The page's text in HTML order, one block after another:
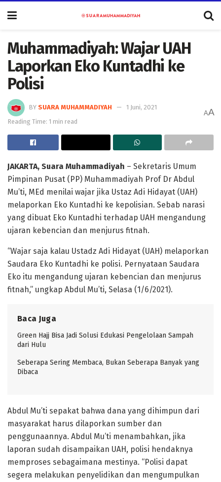
Muhammadiyah: Wajar UAH
Laporkan Eko Kuntadhi ke
Polisi
BY SUARA MUHAMMADIYAH
1 Juni, 2021
Reading Time: 1 min read
AA
JAKARTA, Suara Muhammadiyah – Sekretaris Umum
Pimpinan Pusat (PP) Muhammadiyah Prof Dr Abdul
Mu’ti, MEd menilai wajar jika Ustaz Adi Hidayat (UAH)
melaporkan Eko Kuntadhi ke kepolisian. Sebab narasi
yang dibuat Eko Kuntadhi terhadap UAH mengandung
ujaran kebencian dan menjurus fitnah.
“Wajar saja kalau Ustadz Adi Hidayat (UAH) melaporkan
Saudara Eko Kuntadhi ke polisi. Pernyataan Saudara
Eko itu mengandung ujaran kebencian dan menjurus
fitnah,” ungkap Abdul Mu’ti, Selasa (1/6/2021).
Baca Juga
Green Hajj Bisa Jadi Solusi Edukasi Pengelolaan Sampah
dari Hulu
Seberapa Sering Membaca, Bukan Seberapa Banyak yang
Dibaca
Abdul Mu’ti sepakat bahwa dana yang dihimpun dari
masyarakat harus dilaporkan sumber dan
penggunaannya. Abdul Mu’ti menambahkan, jika
laporan sudah disampaikan UAH, polisi hendaknya
memproses sebagaimana mestinya. “Polisi dapat
segera melakukan penyelidikan dan mengumpulkan